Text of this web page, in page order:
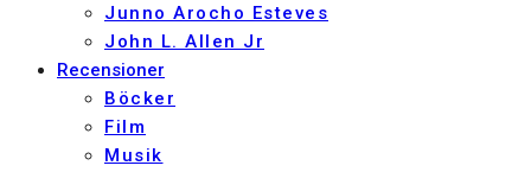
Junno Arocho Esteves
John L. Allen Jr
Recensioner
Böcker
Film
Musik